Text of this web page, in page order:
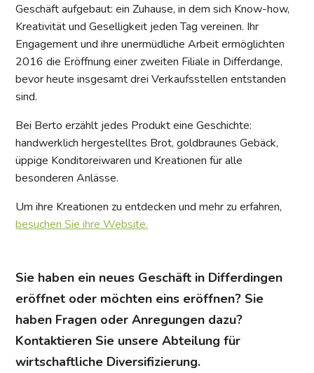
Geschäft aufgebaut: ein Zuhause, in dem sich Know-how,
Kreativität und Geselligkeit jeden Tag vereinen. Ihr
Engagement und ihre unermüdliche Arbeit ermöglichten
2016 die Eröffnung einer zweiten Filiale in Differdange,
bevor heute insgesamt drei Verkaufsstellen entstanden
sind.
Bei Berto erzählt jedes Produkt eine Geschichte:
handwerklich hergestelltes Brot, goldbraunes Gebäck,
üppige Konditoreiwaren und Kreationen für alle
besonderen Anlässe.
Um ihre Kreationen zu entdecken und mehr zu erfahren,
besuchen Sie ihre Website.
Sie haben ein neues Geschäft in Differdingen
eröffnet oder möchten eins eröffnen? Sie
haben Fragen oder Anregungen dazu?
Kontaktieren Sie unsere Abteilung für
wirtschaftliche Diversifizierung.